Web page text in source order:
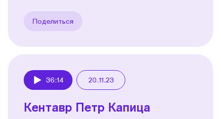
Поделиться
36:14 20.11.23
Кентавр Петр Капица